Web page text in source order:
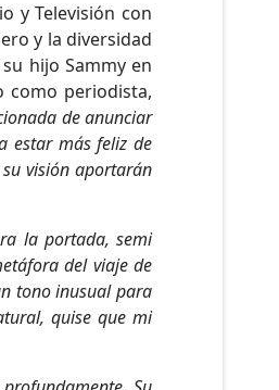
y Televisión con
y la diversidad
hijo Sammy en
como periodista,
de anunciar
estar más feliz de
visión aportarán
la portada, semi
del viaje de
tono inusual para
quise que mi